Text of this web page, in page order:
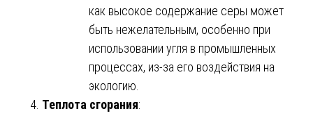
как высокое содержание серы может
быть нежелательным, особенно при
использовании угля в промышленных
процессах, из-за его воздействия на
экологию.
Теплота сгорания: